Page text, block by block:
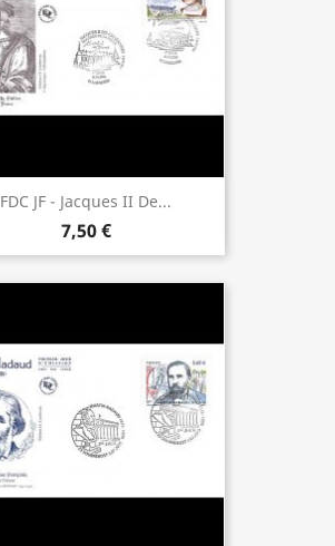
FDC JF - Jacques II De...
7,50 €